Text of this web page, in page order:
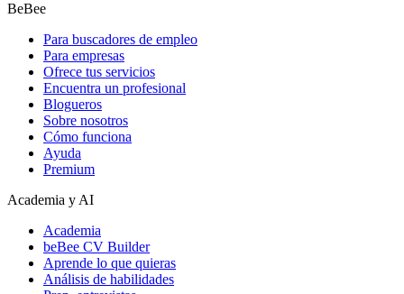
BeBee
Para buscadores de empleo
Para empresas
Ofrece tus servicios
Encuentra un profesional
Blogueros
Sobre nosotros
Cómo funciona
Ayuda
Premium
Academia y AI
Academia
beBee CV Builder
Aprende lo que quieras
Análisis de habilidades